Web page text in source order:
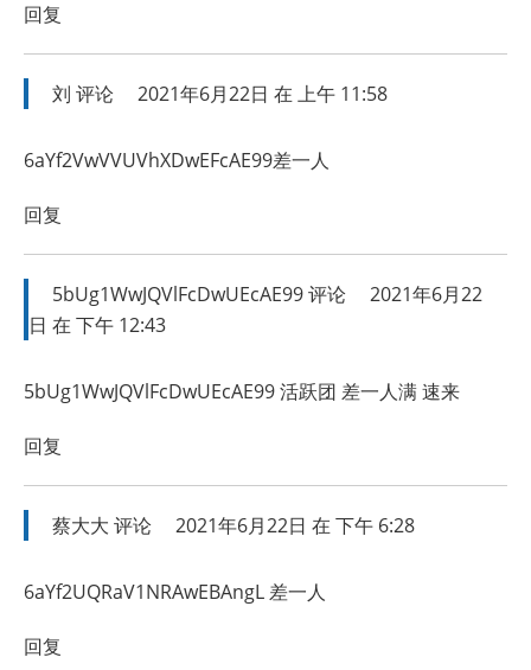
回复
刘 评论 2021年6月22日 在 上午 11:58
6aYf2VwVVUVhXDwEFcAE99差一人
回复
5bUg1WwJQVlFcDwUEcAE99评论
2021年6月22
日 在 下午 12:43
5bUg1WwJQVlFcDwUEcAE99 活跃团 差一人满 速来
回复
蔡大大 评论 2021年6月22日 在 下午 6:28
6aYf2UQRaV1NRAwEBAngL 差一人
回复